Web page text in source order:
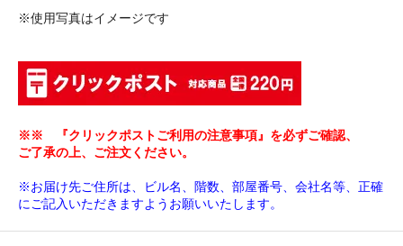
※使用写真はイメージです
※※ 『クリックポストご利用の注意事項』を必ずご確認、
ご了承の上、ご注文ください。
※お届け先ご住所は、ビル名、階数、部屋番号、会社名等、正確
にご記入いただきますようお願いいたします。